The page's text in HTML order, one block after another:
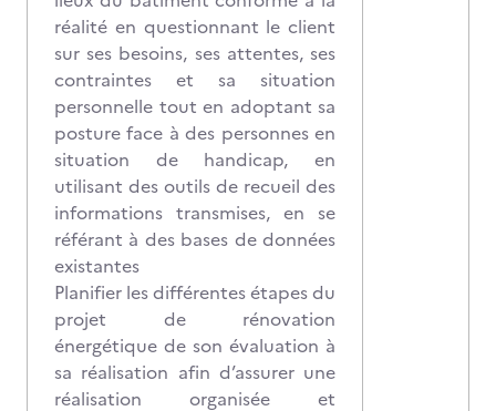
réalité en questionnant le client
sur ses besoins, ses attentes, ses
contraintes et sa situation
personnelle tout en adoptant sa
posture face à des personnes en
situation de handicap, en
utilisant des outils de recueil des
informations transmises, en se
référant à des bases de données
existantes
Planifier les différentes étapes du
projet de rénovation
énergétique de son évaluation à
sa réalisation afin d’assurer une
réalisation organisée et